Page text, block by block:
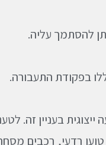
להסתמך עליה.
בעניין זה.
רדעי, רכבים